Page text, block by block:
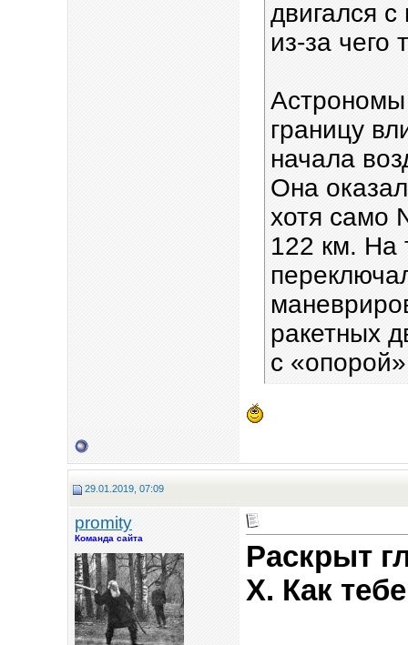
двигался
из-за чего
границу
начала
Она
хотя само
122 км. На
ракетных
с
29.01.2019, 07:09
promity
Команда сайта
Раскрыт
X. Как